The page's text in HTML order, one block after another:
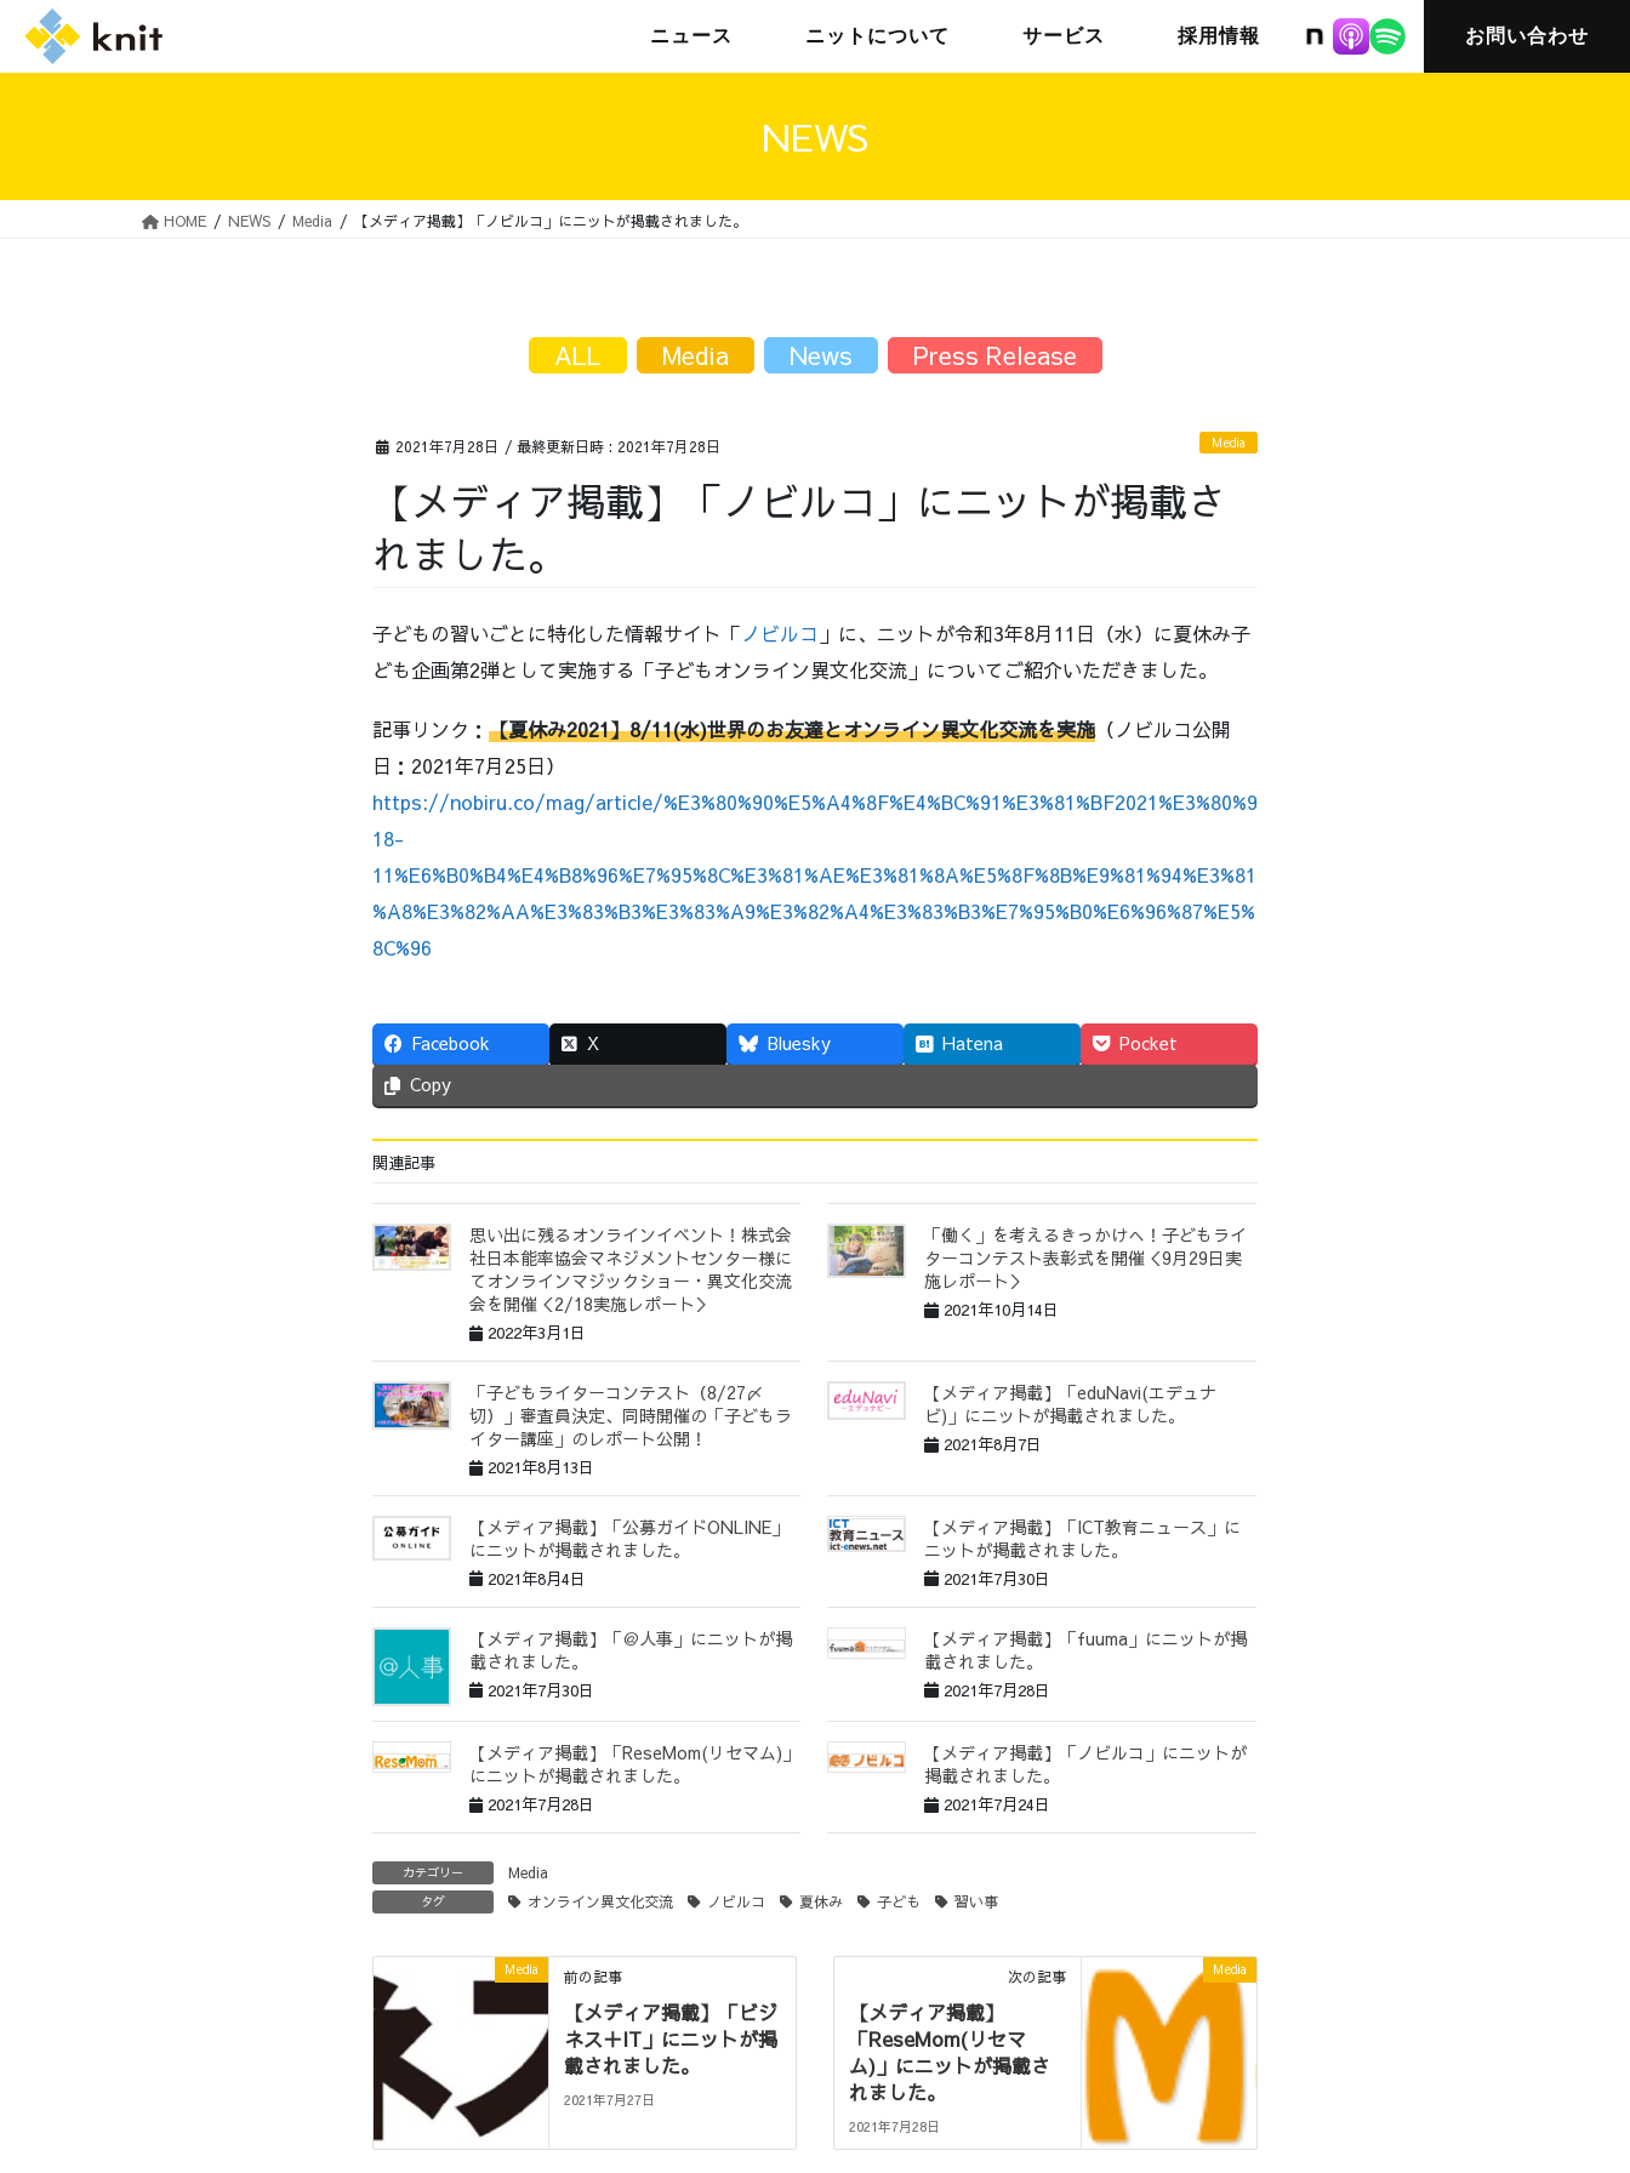
株式会社ニット
ニュース ニットについて サービス 採用情報 お問い合わせ
NEWS
HOME NEWS Media 【メディア掲載】「ノビルコ」にニットが掲載されました。
2021年7月28日 / 最終更新日時 : 2021年7月28日 Media
【メディア掲載】「ノビルコ」にニットが掲載さ
れました。
子どもの習いごとに特化した情報サイト「ノビルコ 」に、ニットが令和3年8月11日（水）に夏休み子
ども企画第2弾として実施する「子どもオンライン異文化交流」についてご紹介いただきました。
記事リンク： 【夏休み2021】8/11(水)世界のお友達とオンライン異文化交流を実施（ノビルコ公開
日：2021年7月25日）
https://nobiru.co/mag/article/%E3%80%90%E5%A4%8F%E4%BC%91%E3%81%BF2021%E3%80%9
18-
11%E6%B0%B4%E4%B8%96%E7%95%8C%E3%81%AE%E3%81%8A%E5%8F%8B%E9%81%94%E3%81
%A8%E3%82%AA%E3%83%B3%E3%83%A9%E3%82%A4%E3%83%B3%E7%95%B0%E6%96%87%E5%
8C%96
Facebook X Bluesky Hatena
Pocket
Copy
関連記事
思い出に残るオンラインイベント！株式会
社日本能率協会マネジメントセンター様に
てオンラインマジックショー・異文化交流
会を開催＜2/18実施レポート＞
2022年3月1日
「働く」を考えるきっかけへ！子どもライ
ターコンテスト表彰式を開催＜9月29日実
施レポート＞
2021年10月14日
「子どもライターコンテスト（8/27〆
切）」審査員決定、同時開催の「子どもラ
イター講座」のレポート公開！
2021年8月13日
【メディア掲載】「eduNavi(エデュナ
ビ)」にニットが掲載されました。
2021年8月7日
【メディア掲載】「公募ガイドONLINE」
にニットが掲載されました。
2021年8月4日
【メディア掲載】「ICT教育ニュース」に
ニットが掲載されました。
2021年7月30日
【メディア掲載】「＠人事」にニットが掲
載されました。
2021年7月30日
【メディア掲載】「fuuma」にニットが掲
載されました。
2021年7月28日
【メディア掲載】「ReseMom(リセマム)」
にニットが掲載されました。
2021年7月28日
【メディア掲載】「ノビルコ」にニットが
掲載されました。
2021年7月24日
カテゴリー Media
タグ オンライン異文化交流 ノビルコ 夏休み 子ども 習い事
Media 前の記事
【メディア掲載】「ビジ
ネス＋IT」にニットが掲
載されました。
2021年7月27日
Media
次の記事
【メディア掲載】
「ReseMom(リセマ
ム)」にニットが掲載さ
れました。
2021年7月28日
ALL Media News Press Release